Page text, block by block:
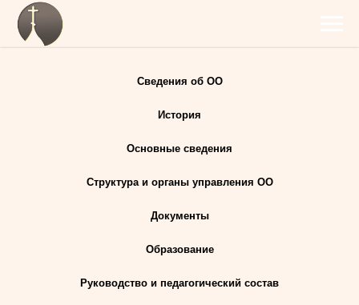
Сведения об ОО
История
Основные сведения
Структура и органы управления ОО
Документы
Образование
Руководство и педагогический состав